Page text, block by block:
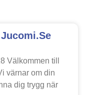
Välkommen till
värnar om din
dig trygg när